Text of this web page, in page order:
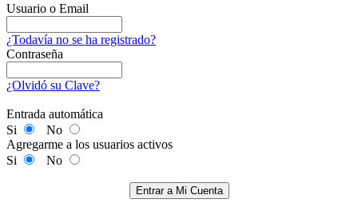
Usuario o Email
¿Todavía no se ha registrado?
Contraseña
¿Olvidó su Clave?
Entrada automática
Si
No
Agregarme a los usuarios activos
Si
No
Entrar a Mi Cuenta